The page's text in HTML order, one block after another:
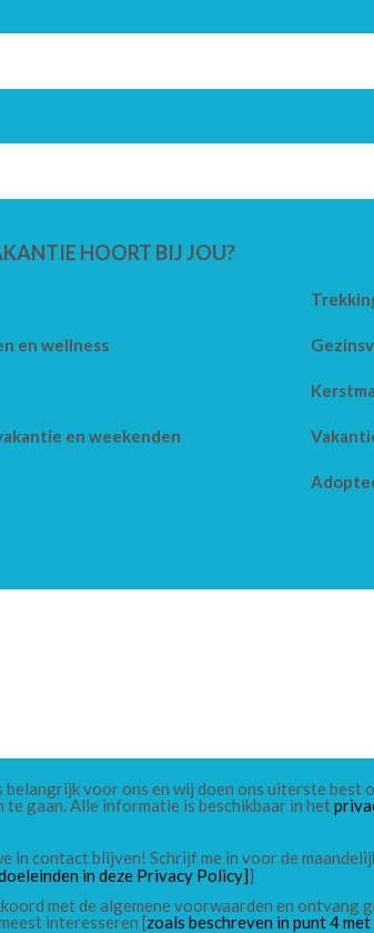
HOORT BIJ JOU?
en wellness
en weekenden
belangrijk voor ons en wij doen ons uiterste best
te gaan. Alle informatie is beschikbaar in het
in contact blijven! Schrijf me in voor de
in deze Privacy Policy]]
met de algemene voorwaarden en ontvang
interesseren [zoals beschreven in punt 4